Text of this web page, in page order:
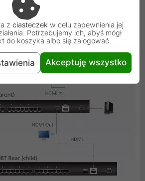
z ciasteczek w celu zapewnienia jej
Potrzebujemy ich, abyś mógł
do koszyka albo się zalogować.
Akceptuję wszystko